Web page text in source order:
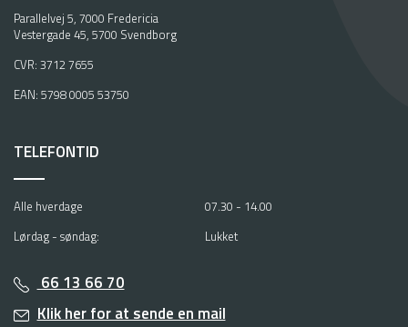
Parallelvej 5, 7000 Fredericia
Vestergade 45, 5700 Svendborg
CVR: 3712 7655
EAN: 5798 0005 53750
TELEFONTID
Alle hverdage
07.30 - 14.00
Lørdag - søndag:
Lukket
66 13 66 70
Klik her for at sende en mail